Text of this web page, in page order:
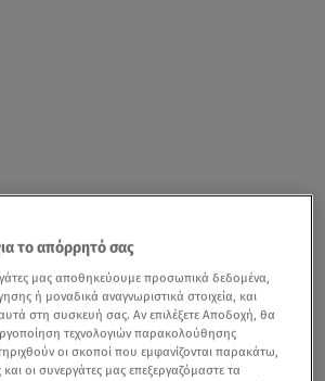
το απόρρητό σας
μας αποθηκεύουμε προσωπικά δεδομένα,
ή μοναδικά αναγνωριστικά στοιχεία, και
στη συσκευή σας. Αν επιλέξετε Αποδοχή, θα
τεχνολογιών παρακολούθησης
οι σκοποί που εμφανίζονται παρακάτω,
και οι συνεργάτες μας επεξεργαζόμαστε τα